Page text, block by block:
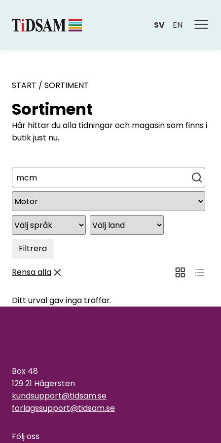
SV EN
START / SORTIMENT
Sortiment
Här hittar du alla tidningar och magasin som finns i
butik just nu.
Sök
Filtrera
Rensa alla
Ditt urval gav inga träffar.
Box 48
129 21 Hägersten
kundsupport@tidsam.se
forlagssupport@tidsam.se
Följ oss